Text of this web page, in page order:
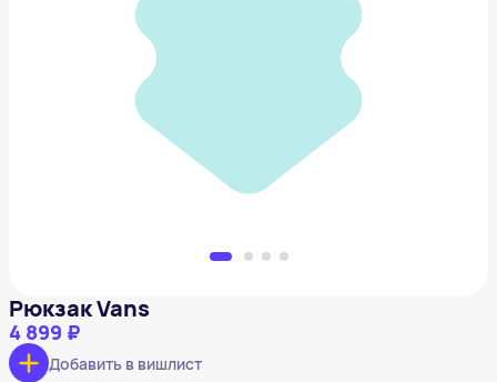
Рюкзак Vans
4 899 ₽
Добавить в вишлист